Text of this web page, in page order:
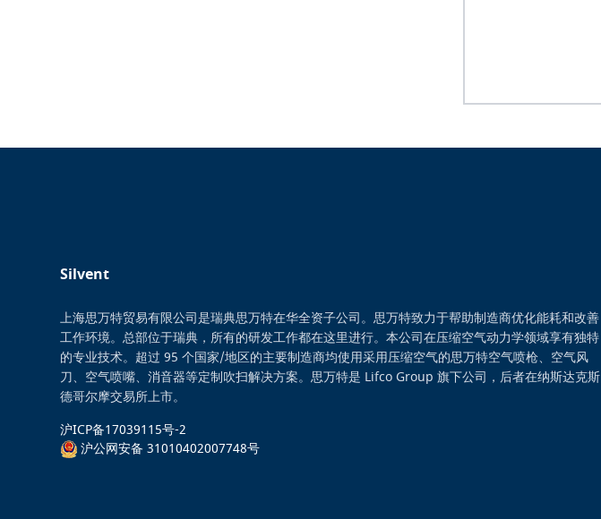
Silvent
上海思万特贸易有限公司是瑞典思万特在华全资子公司。思万特致力于帮助制造商优化能耗和改善
工作环境。总部位于瑞典，所有的研发工作都在这里进行。本公司在压缩空气动力学领域享有独特
的专业技术。超过 95 个国家/地区的主要制造商均使用采用压缩空气的思万特空气喷枪、空气风
刀、空气喷嘴、消音器等定制吹扫解决方案。思万特是 Lifco Group 旗下公司，后者在纳斯达克斯
德哥尔摩交易所上市。
沪ICP备17039115号-2
沪公网安备 31010402007748号